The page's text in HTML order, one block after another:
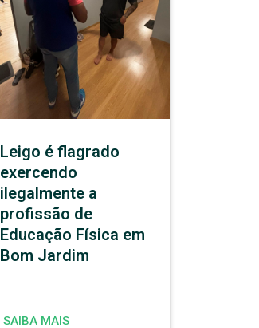
Leigo é flagrado
exercendo
ilegalmente a
profissão de
Educação Física em
Bom Jardim
SAIBA MAIS